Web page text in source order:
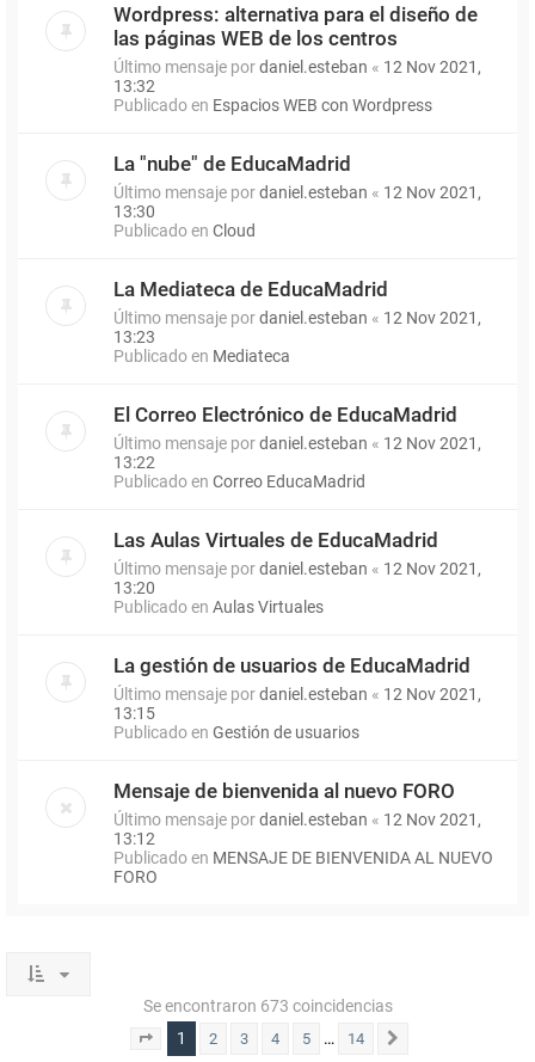
Wordpress: alternativa para el diseño de
las páginas WEB de los centros
Último mensaje pordaniel.esteban « 12 Nov 2021,
13:32
Publicado en Espacios WEB con Wordpress
La "nube" de EducaMadrid
Último mensaje pordaniel.esteban « 12 Nov 2021,
13:30
Publicado en Cloud
La Mediateca de EducaMadrid
Último mensaje pordaniel.esteban « 12 Nov 2021,
13:23
Publicado en Mediateca
El Correo Electrónico de EducaMadrid
Último mensaje pordaniel.esteban « 12 Nov 2021,
13:22
Publicado en Correo EducaMadrid
Las Aulas Virtuales de EducaMadrid
Último mensaje pordaniel.esteban « 12 Nov 2021,
13:20
Publicado en Aulas Virtuales
La gestión de usuarios de EducaMadrid
Último mensaje pordaniel.esteban « 12 Nov 2021,
13:15
Publicado en Gestión de usuarios
Mensaje de bienvenida al nuevo FORO
Último mensaje pordaniel.esteban « 12 Nov 2021,
13:12
Publicado en MENSAJE DE BIENVENIDA AL NUEVO
FORO
Se encontraron 673 coincidencias
Página 1de 14
1 2 3 4 5 … 14